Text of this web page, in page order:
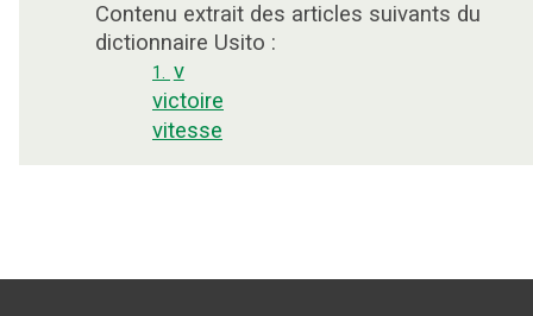
Contenu extrait des articles suivants du
dictionnaire Usito :
1. v
victoire
vitesse